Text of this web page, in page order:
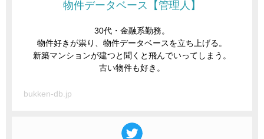
物件データベース【管理人】
30代・金融系勤務。
物件好きが祟り、物件データベースを立ち上げる。
新築マンションが建つと聞くと飛んでいってしまう。
古い物件も好き。
bukken-db.jp